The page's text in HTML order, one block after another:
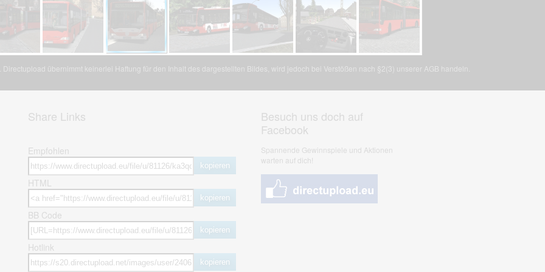
übernimmt keinerlei Haftung für den Inhalt des dargestellten Bildes, wird jedoch bei Verstößen nach §2(3) unserer AGB handeln.
Share Links
Empfohlen
kopieren
HTML
kopieren
BB Code
kopieren
Hotlink
kopieren
Besuch uns doch auf
Facebook
Spannende Gewinnspiele und Aktionen
warten auf dich!